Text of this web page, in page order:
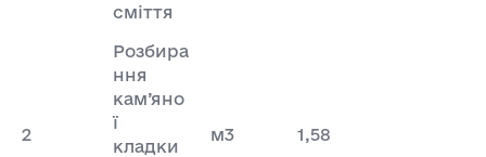
сміття
2
Розбира
ння
кам’яно
ї
кладки
м3 1,58